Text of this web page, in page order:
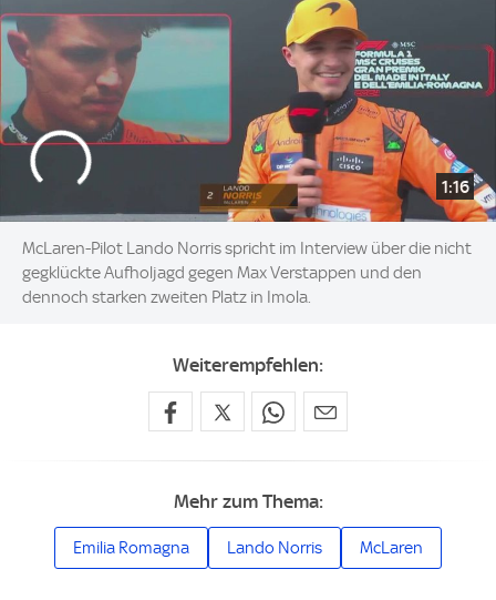
1:16
McLaren-Pilot Lando Norris spricht im Interview über die nicht
gegklückte Aufholjagd gegen Max Verstappen und den
dennoch starken zweiten Platz in Imola.
Weiterempfehlen:
Mehr zum Thema:
Emilia Romagna Lando Norris McLaren